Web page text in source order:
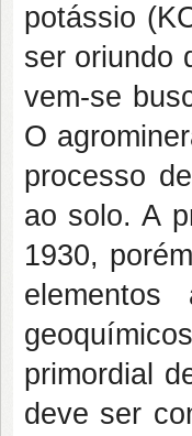
potássio
ser oriundo
vem-se
O
processo
ao solo. A
1930,
primordial
deve ser